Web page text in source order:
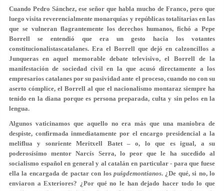
Cuando Pedro Sánchez, ese señor que habla mucho de Franco, pero que
luego visita reverencialmente monarquías y repúblicas totalitarias en las
que se vulneran flagrantemente los derechos humanos, fichó a Pepe
Borrell se entendió que era un gesto hacia los votantes
constitucionalistascatalanes. Era el Borrell que dejó en calzoncillos a
Junqueras en aquel memorable debate televisivo, el Borrell de la
manifestación de sociedad civil en la que acusó directamente a los
empresarios catalanes por su pasividad ante el proceso, cuando no con su
aserto cómplice, el Borrell al que el nacionalismo montaraz siempre ha
tenido en la diana porque es persona preparada, culta y sin pelos en la
lengua.
Algunos vaticinamos que aquello no era más que una maniobra de
despiste, confirmada inmediatamente por el encargo presidencial a la
meliflua y sonrienteMeritxell Batet – o, lo que es igual, a su
poderosísimo mentorNarcís Serra, lo peor que le ha sucedido al
socialismo español en general y al catalán en particular - para que fuese
ella la encargada de pactar con los puigdemontianos. ¿De qué, si no, lo
enviaron a Exteriores? ¿Por qué no le han dejado hacer todo lo que